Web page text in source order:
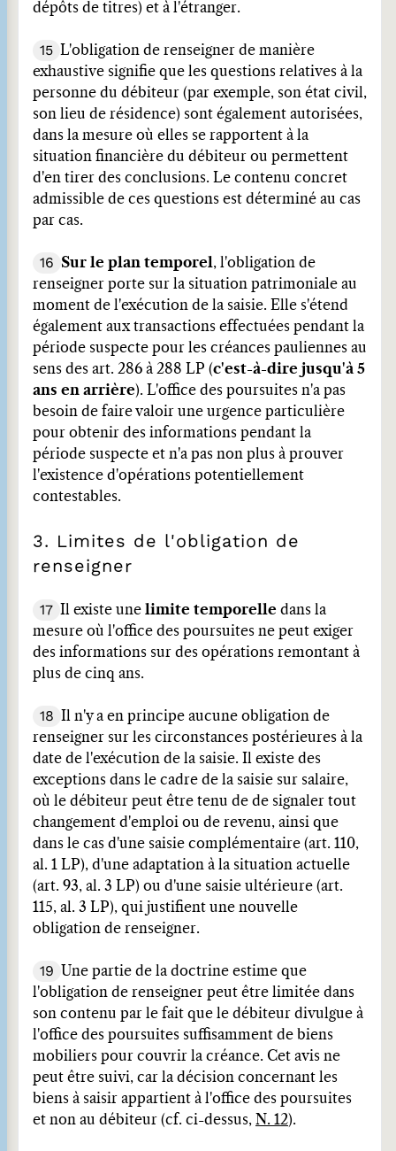
dépôts de titres) et à l'étranger.
15
L'obligation de renseigner de manière
exhaustive signifie que les questions relatives à la
personne du débiteur (par exemple, son état civil,
son lieu de résidence) sont également autorisées,
dans la mesure où elles se rapportent à la
situation financière du débiteur ou permettent
d'en tirer des conclusions. Le contenu concret
admissible de ces questions est déterminé au cas
par cas.
16 Sur le plan temporel, l'obligation de
renseigner porte sur la situation patrimoniale au
moment de l'exécution de la saisie. Elle s'étend
également aux transactions effectuées pendant la
période suspecte pour les créances pauliennes au
sens des art. 286 à 288 LP (c'est-à-dire jusqu'à 5
ans en arrière). L'office des poursuites n'a pas
besoin de faire valoir une urgence particulière
pour obtenir des informations pendant la
période suspecte et n'a pas non plus à prouver
l'existence d'opérations potentiellement
contestables.
3. Limites de l'obligation de
renseigner
17 Il existe une limite temporelle dans la
mesure où l'office des poursuites ne peut exiger
des informations sur des opérations remontant à
plus de cinq ans.
18
Il n'y a en principe aucune obligation de
renseigner sur les circonstances postérieures à la
date de l'exécution de la saisie. Il existe des
exceptions dans le cadre de la saisie sur salaire,
où le débiteur peut être tenu de de signaler tout
changement d'emploi ou de revenu, ainsi que
dans le cas d'une saisie complémentaire (art. 110,
al. 1 LP), d'une adaptation à la situation actuelle
(art. 93, al. 3 LP) ou d'une saisie ultérieure (art.
115, al. 3 LP), qui justifient une nouvelle
obligation de renseigner.
19
Une partie de la doctrine estime que
l'obligation de renseigner peut être limitée dans
son contenu par le fait que le débiteur divulgue à
l'office des poursuites suffisamment de biens
mobiliers pour couvrir la créance. Cet avis ne
peut être suivi, car la décision concernant les
biens à saisir appartient à l'office des poursuites
et non au débiteur (cf. ci-dessus, N. 12).